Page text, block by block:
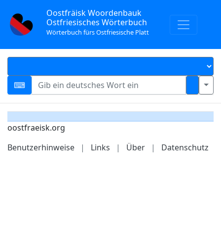
Oostfräisk Woordenbauk
Ostfriesisches Wörterbuch
Wörterbuch fürs Ostfriesische Platt
oostfraeisk.org
Benutzerhinweise
| Links | Über | Datenschutz